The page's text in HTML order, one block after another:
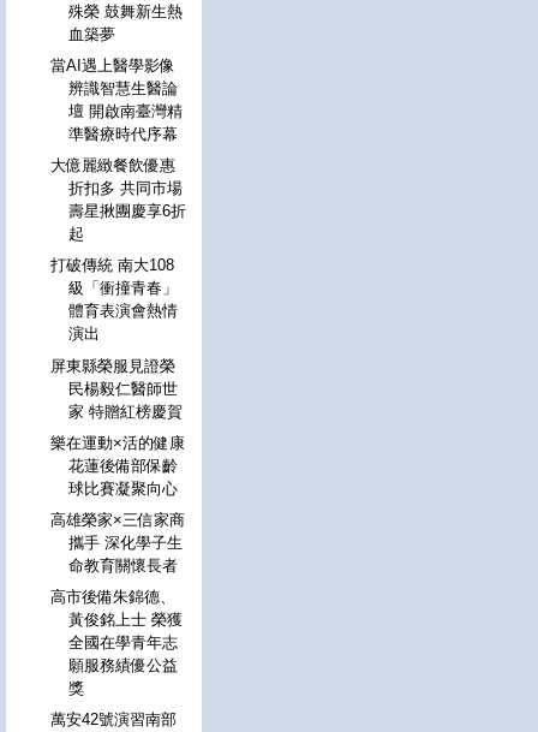
殊榮 鼓舞新生熱
血築夢
當AI遇上醫學影像
辨識智慧生醫論
壇 開啟南臺灣精
準醫療時代序幕
大億麗緻餐飲優惠
折扣多 共同市場
壽星揪團慶享6折
起
打破傳統 南大108
級「衝撞青春」
體育表演會熱情
演出
屏東縣榮服見證榮
民楊毅仁醫師世
家 特贈紅榜慶賀
樂在運動×活的健康
花蓮後備部保齡
球比賽凝聚向心
高雄榮家×三信家商
攜手 深化學子生
命教育關懷長者
高市後備朱錦德、
黃俊銘上士 榮獲
全國在學青年志
願服務績優公益
獎
萬安42號演習南部